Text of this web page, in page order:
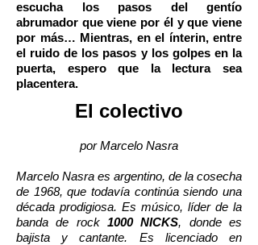
escucha los pasos del gentío
abrumador que viene por él y que viene
por más… Mientras, en el ínterin, entre
el ruido de los pasos y los golpes en la
puerta, espero que la lectura sea
placentera.
El colectivo
por Marcelo Nasra
Marcelo Nasra es argentino, de la cosecha
de 1968, que todavía continúa siendo una
década prodigiosa. Es músico, líder de la
banda de rock 1000 NICKS, donde es
bajista y cantante. Es licenciado en